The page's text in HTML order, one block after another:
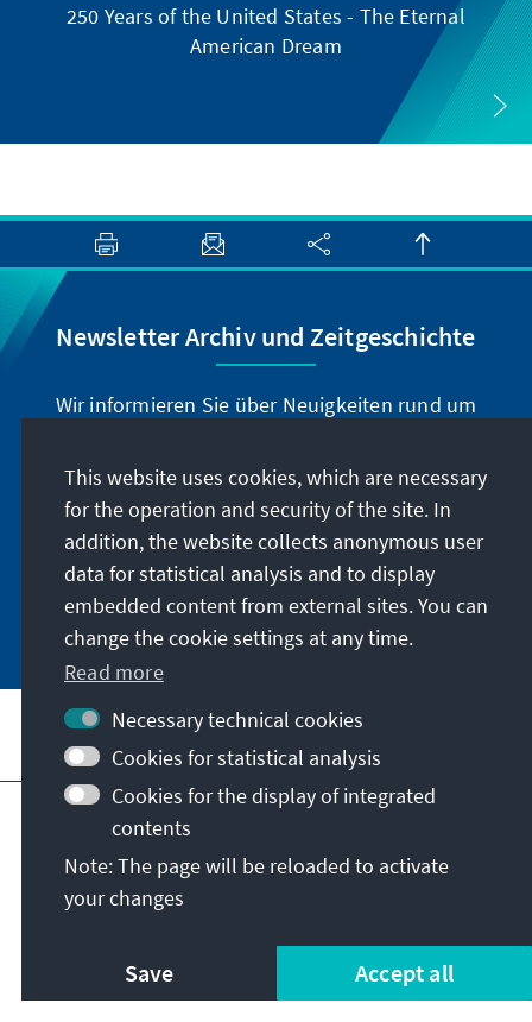
250 Years of the United States - The Eternal
American Dream
Newsletter Archiv und Zeitgeschichte
Wir informieren Sie über Neuigkeiten rund um
zeithistorisch-politischen Veranstaltungen und
machen Sie auf neu erschienene Publikationen
und Formate aufmerksam. Der Newsletter
erscheint vier- bis fünfmal im Jahr.
Jetzt abonnieren
Visit also
Imprint Data protection
Terms of use
Declaration on accessibility
Report an accessibility issue
© Konrad-Adenauer-Stiftung e.V. 2026
This website uses cookies, which are necessary
for the operation and security of the site. In
addition, the website collects anonymous user
data for statistical analysis and to display
embedded content from external sites. You can
change the cookie settings at any time.
Read more
Necessary technical cookies
Cookies for statistical analysis
Cookies for the display of integrated
contents
Note: The page will be reloaded to activate
your changes
Save Accept all